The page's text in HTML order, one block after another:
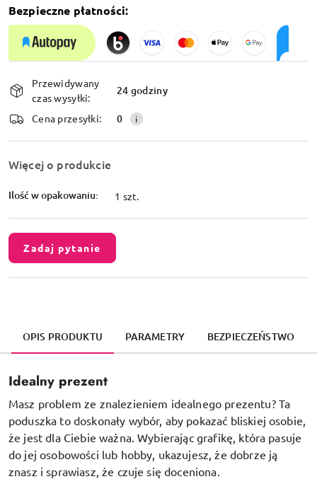
Bezpieczne płatności:
Dostępność
i
dostawa
Przewidywany
czas wysyłki:
24 godziny
Cena przesyłki: 0
Więcej o produkcie
Ilość w opakowaniu: 1 szt.
Zadaj pytanie
OPIS PRODUKTU PARAMETRY BEZPIECZEŃSTWO
Idealny prezent
Masz problem ze znalezieniem idealnego prezentu? Ta
poduszka to doskonały wybór, aby pokazać bliskiej osobie,
że jest dla Ciebie ważna. Wybierając grafikę, która pasuje
do jej osobowości lub hobby, ukazujesz, że dobrze ją
znasz i sprawiasz, że czuje się doceniona.